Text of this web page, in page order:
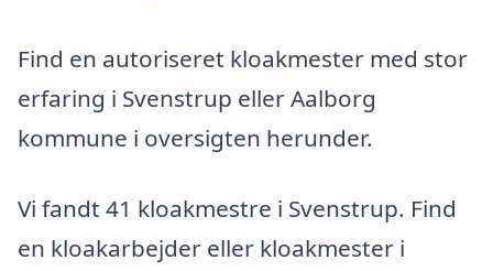
Find en autoriseret kloakmester med stor
erfaring i Svenstrup eller Aalborg
kommune i oversigten herunder.
Vi fandt 41 kloakmestre i Svenstrup. Find
en kloakarbejder eller kloakmester i